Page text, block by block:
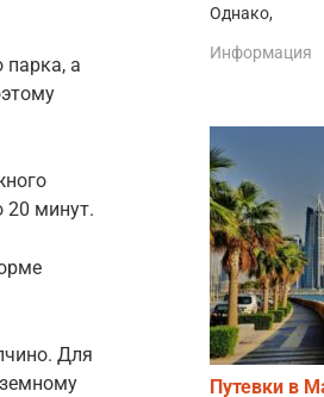
парка, а
минут.
Для
Однако,
Информация
Путевки в